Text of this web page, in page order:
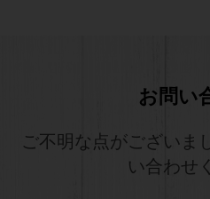
お問い
ご不明な点がございま
い合わせ